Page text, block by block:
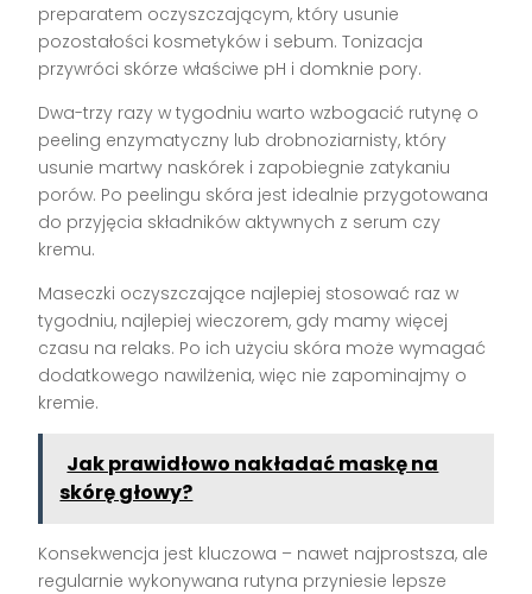
preparatem oczyszczającym, który usunie
pozostałości kosmetyków i sebum. Tonizacja
przywróci skórze właściwe pH i domknie pory.
Dwa-trzy razy w tygodniu warto wzbogacić rutynę o
peeling enzymatyczny lub drobnoziarnisty, który
usunie martwy naskórek i zapobiegnie zatykaniu
porów. Po peelingu skóra jest idealnie przygotowana
do przyjęcia składników aktywnych z serum czy
kremu.
Maseczki oczyszczające najlepiej stosować raz w
tygodniu, najlepiej wieczorem, gdy mamy więcej
czasu na relaks. Po ich użyciu skóra może wymagać
dodatkowego nawilżenia, więc nie zapominajmy o
kremie.
Jak prawidłowo nakładać maskę na
skórę głowy?
Konsekwencja jest kluczowa – nawet najprostsza, ale
regularnie wykonywana rutyna przyniesie lepsze